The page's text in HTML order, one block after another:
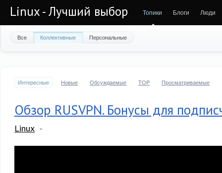
Linux - Лучший выбор Топики Блоги Люди
Все Коллективные Персональные
Интересные Новые Обсуждаемые TOP Просматриваемые
Обзор RUSVPN. Бонусы для
Linux